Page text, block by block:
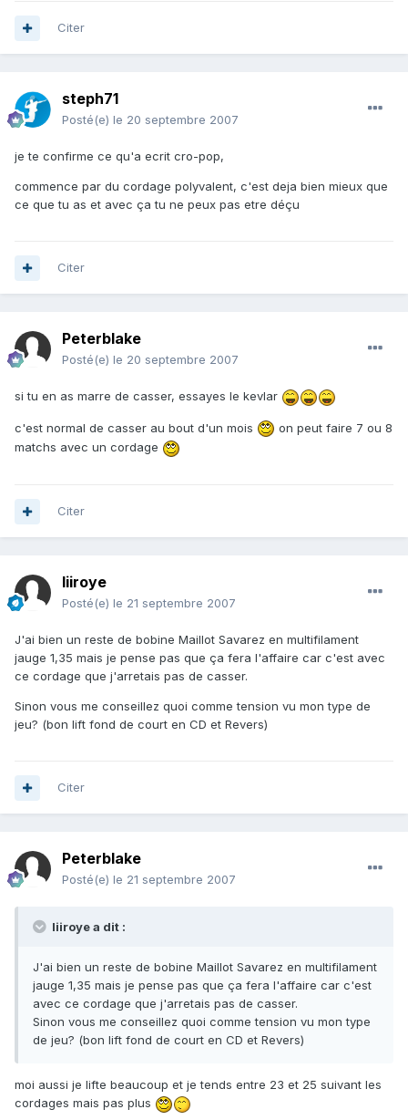
Citer
steph71
Posté(e) le 20 septembre 2007
je te confirme ce qu'a ecrit cro-pop,
commence par du cordage polyvalent, c'est deja bien mieux que
ce que tu as et avec ça tu ne peux pas etre déçu
Citer
Peterblake
Posté(e) le 20 septembre 2007
si tu en as marre de casser, essayes le kevlar
c'est normal de casser au bout d'un mois
on peut faire 7 ou 8
matchs avec un cordage
Citer
liiroye
Posté(e) le 21 septembre 2007
J'ai bien un reste de bobine Maillot Savarez en multifilament
jauge 1,35 mais je pense pas que ça fera l'affaire car c'est avec
ce cordage que j'arretais pas de casser.
Sinon vous me conseillez quoi comme tension vu mon type de
jeu? (bon lift fond de court en CD et Revers)
Citer
Peterblake
Posté(e) le 21 septembre 2007
liiroye a dit :
J'ai bien un reste de bobine Maillot Savarez en multifilament
jauge 1,35 mais je pense pas que ça fera l'affaire car c'est
avec ce cordage que j'arretais pas de casser.
Sinon vous me conseillez quoi comme tension vu mon type
de jeu? (bon lift fond de court en CD et Revers)
moi aussi je lifte beaucoup et je tends entre 23 et 25 suivant les
cordages mais pas plus